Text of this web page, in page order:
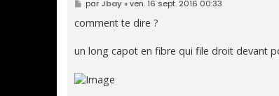
M
e
s
s
g
e
par Jbay»ven. 16 sept. 2016 00:33
comment te dire ?
un long capot en fibre qui file droit devant